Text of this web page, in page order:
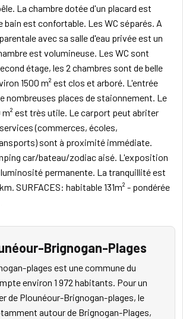
La chambre dotée d'un placard est
bain est confortable. Les WC séparés. A
avec sa salle d'eau privée est un
est volumineuse. Les WC sont
étage, les 2 chambres sont de belle
1500 m² est clos et arboré. L'entrée
nombreuses places de staionnement. Le
m² est très utile. Le carport peut abriter
(commerces, écoles,
sont à proximité immédiate.
car/bateau/zodiac aisé. L'exposition
permanente. La tranquillité est
SURFACES: habitable 131m² - pondérée
Brignogan-Plages
plages est une commune du
environ 1 972 habitants. Pour un
de Plounéour-Brignogan-plages, le
autour de Brignogan-Plages,